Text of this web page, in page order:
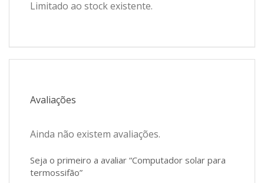
Limitado ao stock existente.
Avaliações
Ainda não existem avaliações.
Seja o primeiro a avaliar “Computador solar para
termossifão”